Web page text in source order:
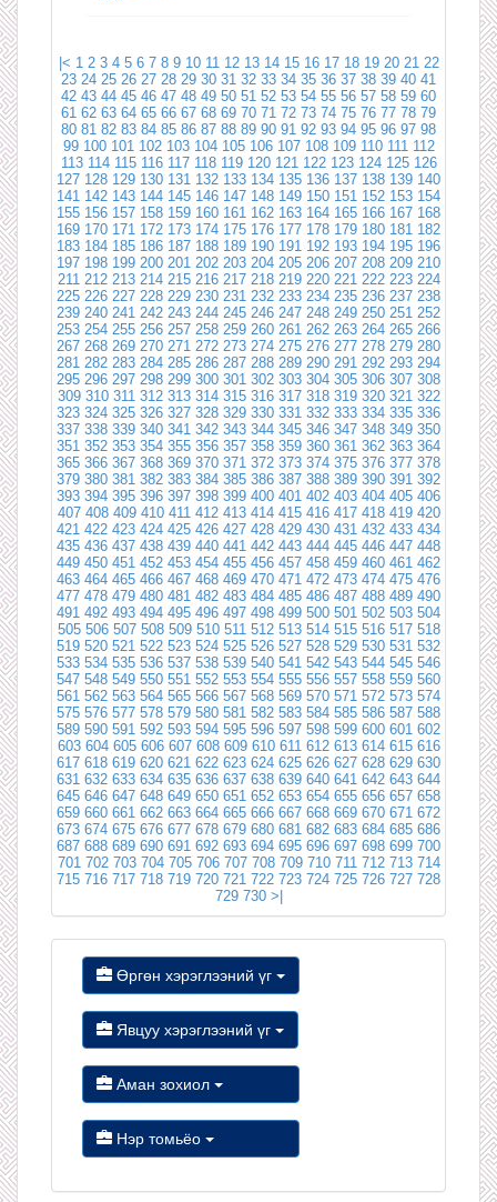
|< 1 2 3 4 5 6 7 8 9 10 11 12 13 14 15 16 17 18 19 20 21 22
23 24 25 26 27 28 29 30 31 32 33 34 35 36 37 38 39 40 41
42 43 44 45 46 47 48 49 50 51 52 53 54 55 56 57 58 59 60
61 62 63 64 65 66 67 68 69 70 71 72 73 74 75 76 77 78 79
80 81 82 83 84 85 86 87 88 89 90 91 92 93 94 95 96 97 98
99 100 101 102 103 104 105 106 107 108 109 110 111 112
113 114 115 116 117 118 119 120 121 122 123 124 125 126
127 128 129 130 131 132 133 134 135 136 137 138 139 140
141 142 143 144 145 146 147 148 149 150 151 152 153 154
155 156 157 158 159 160 161 162 163 164 165 166 167 168
169 170 171 172 173 174 175 176 177 178 179 180 181 182
183 184 185 186 187 188 189 190 191 192 193 194 195 196
197 198 199 200 201 202 203 204 205 206 207 208 209 210
211 212 213 214 215 216 217 218 219 220 221 222 223 224
225 226 227 228 229 230 231 232 233 234 235 236 237 238
239 240 241 242 243 244 245 246 247 248 249 250 251 252
253 254 255 256 257 258 259 260 261 262 263 264 265 266
267 268 269 270 271 272 273 274 275 276 277 278 279 280
281 282 283 284 285 286 287 288 289 290 291 292 293 294
295 296 297 298 299 300 301 302 303 304 305 306 307 308
309 310 311 312 313 314 315 316 317 318 319 320 321 322
323 324 325 326 327 328 329 330 331 332 333 334 335 336
337 338 339 340 341 342 343 344 345 346 347 348 349 350
351 352 353 354 355 356 357 358 359 360 361 362 363 364
365 366 367 368 369 370 371 372 373 374 375 376 377 378
379 380 381 382 383 384 385 386 387 388 389 390 391 392
393 394 395 396 397 398 399 400 401 402 403 404 405 406
407 408 409 410 411 412 413 414 415 416 417 418 419 420
421 422 423 424 425 426 427 428 429 430 431 432 433 434
435 436 437 438 439 440 441 442 443 444 445 446 447 448
449 450 451 452 453 454 455 456 457 458 459 460 461 462
463 464 465 466 467 468 469 470 471 472 473 474 475 476
477 478 479 480 481 482 483 484 485 486 487 488 489 490
491 492 493 494 495 496 497 498 499 500 501 502 503 504
505 506 507 508 509 510 511 512 513 514 515 516 517 518
519 520 521 522 523 524 525 526 527 528 529 530 531 532
533 534 535 536 537 538 539 540 541 542 543 544 545 546
547 548 549 550 551 552 553 554 555 556 557 558 559 560
561 562 563 564 565 566 567 568 569 570 571 572 573 574
575 576 577 578 579 580 581 582 583 584 585 586 587 588
589 590 591 592 593 594 595 596 597 598 599 600 601 602
603 604 605 606 607 608 609 610 611 612 613 614 615 616
617 618 619 620 621 622 623 624 625 626 627 628 629 630
631 632 633 634 635 636 637 638 639 640 641 642 643 644
645 646 647 648 649 650 651 652 653 654 655 656 657 658
659 660 661 662 663 664 665 666 667 668 669 670 671 672
673 674 675 676 677 678 679 680 681 682 683 684 685 686
687 688 689 690 691 692 693 694 695 696 697 698 699 700
701 702 703 704 705 706 707 708 709 710 711 712 713 714
715 716 717 718 719 720 721 722 723 724 725 726 727 728
729 730 >|
Өргөн хэрэглээний үг
Явцуу хэрэглээний үг
Аман зохиол
Нэр томьёо